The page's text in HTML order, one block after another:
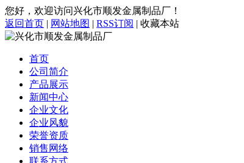
您好，欢迎访问兴化市顺发金属制品厂！
返回首页 | 网站地图 | RSS订阅 | 收藏本站
首页
公司简介
产品展示
新闻中心
企业文化
企业风貌
荣誉资质
销售网络
联系方式